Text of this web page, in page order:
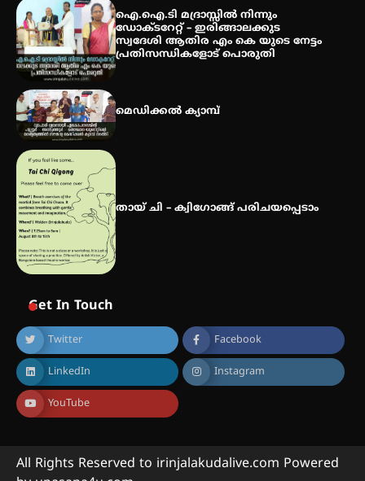
2026 കവിതാ ചർച്ച കാട്ടൂർ, ടി. കെ.
ബാലൻ ഹാളിൽ 16ന്
ഐ.ഐ.ടി മദ്രാസ്സിൽ നിന്നും
ഡോക്ടറേറ്റ് – ഇരിങ്ങാലക്കുട
സ്വദേശി ആതിര എം കെ യുടെ നേട്ടം
പ്രതിസന്ധികളോട് പൊരുതി
മെഡിക്കൽ ക്യാമ്പ്
തായ് ചി – ക്വിഗോങ്ങ് പരിചയപ്പെടാം
Get In Touch
Twitter Facebook
LinkedIn Instagram
YouTube
All Rights Reserved to irinjalakudalive.com Powered